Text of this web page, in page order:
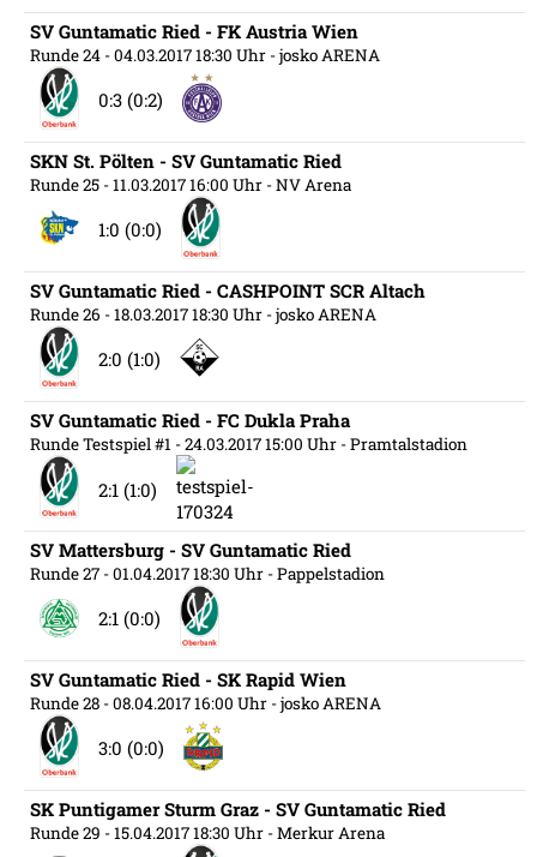
SV Guntamatic Ried - FK Austria Wien
Runde 24 - 04.03.2017 18:30 Uhr - josko ARENA
0:3 (0:2)
SKN St. Pölten - SV Guntamatic Ried
Runde 25 - 11.03.2017 16:00 Uhr - NV Arena
1:0 (0:0)
SV Guntamatic Ried - CASHPOINT SCR Altach
Runde 26 - 18.03.2017 18:30 Uhr - josko ARENA
2:0 (1:0)
SV Guntamatic Ried - FC Dukla Praha
Runde Testspiel #1 - 24.03.2017 15:00 Uhr - Pramtalstadion
2:1 (1:0)
SV Mattersburg - SV Guntamatic Ried
Runde 27 - 01.04.2017 18:30 Uhr - Pappelstadion
2:1 (0:0)
SV Guntamatic Ried - SK Rapid Wien
Runde 28 - 08.04.2017 16:00 Uhr - josko ARENA
3:0 (0:0)
SK Puntigamer Sturm Graz - SV Guntamatic Ried
Runde 29 - 15.04.2017 18:30 Uhr - Merkur Arena